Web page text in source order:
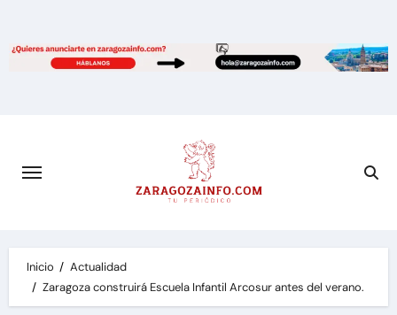
contenido
Inicio
Actualidad
Zaragoza construirá Escuela Infantil Arcosur antes del verano.